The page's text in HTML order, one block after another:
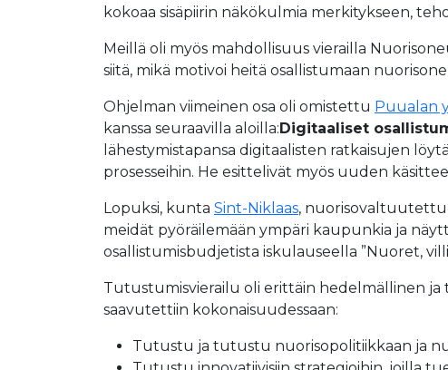
kokoaa sisäpiirin näkökulmia merkitykseen,
Meillä oli myös mahdollisuus vierailla
siitä, mikä motivoi heitä osallistumaan
Ohjelman viimeinen osa oli omistettu Puualan
kanssa seuraavilla aloilla:Digitaaliset
lähestymistapansa digitaalisten ratkaisujen
prosesseihin. He esittelivät myös uuden
Lopuksi, kunta Sint-Niklaas, nuorisovaltuutettu
meidät pyöräilemään ympäri kaupunkia ja
osallistumisbudjetista iskulauseella ”Nuoret,
Tutustumisvierailu oli erittäin hedelmällinen
saavutettiin kokonaisuudessaan:
Tutustu ja tutustu nuorisopolitiikkaan ja